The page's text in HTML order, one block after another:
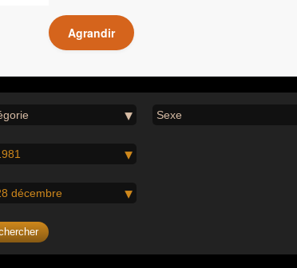
Agrandir
Sexe
décembre